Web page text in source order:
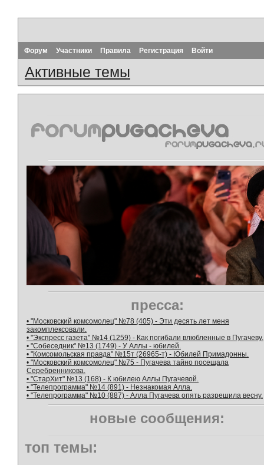
Форум Участники Правила Регистрация Войти
Активные темы
пресса:
• "Московский комсомолец" №78 (405) - Эти десять лет меня
закомплексовали.
• "Экспресс газета" №14 (1259) - Как погибали влюбленные в Пугачеву.
• "Собеседник" №13 (1749) - У Аллы - юбилей.
• "Комсомольская правда" №15т (26965-т) - Юбилей Примадонны.
• "Московский комсомолец" №75 - Пугачева тайно посещала
Серебренникова.
• "СтарХит" №13 (168) - К юбилею Аллы Пугачевой.
• "Телепрограмма" №14 (891) - Незнакомая Алла.
• "Телепрограмма" №10 (887) - Алла Пугачева опять разрешила весну.
новые сообщения:
топ темы: